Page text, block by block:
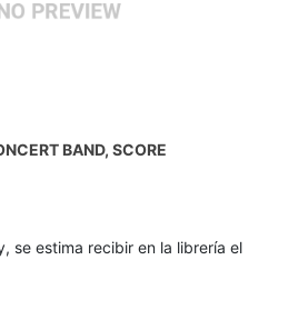
BAND, SCORE
se estima recibir en la librería el